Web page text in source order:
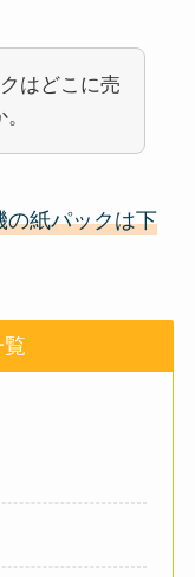
はどこに売
の紙パックは下